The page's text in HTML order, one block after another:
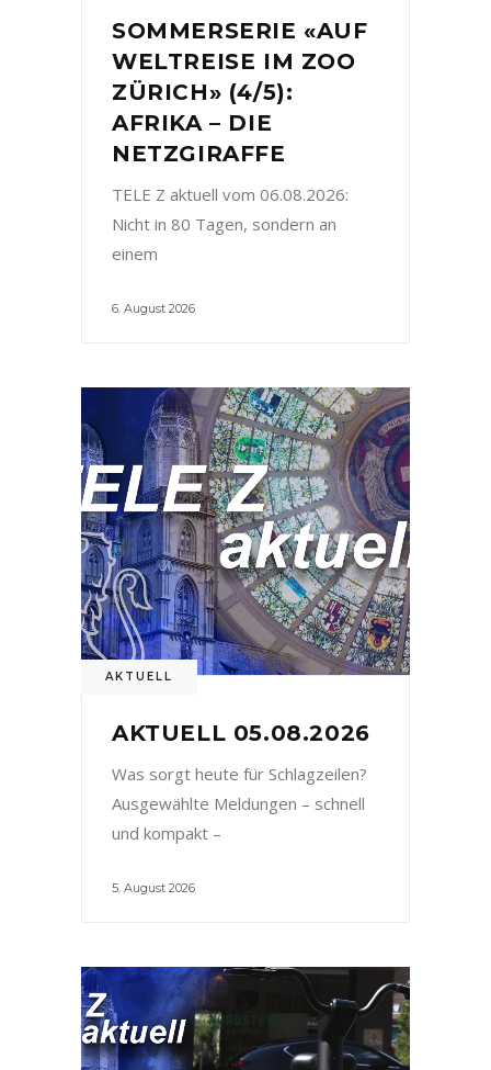
SOMMERSERIE «AUF
WELTREISE IM ZOO
ZÜRICH» (4/5):
AFRIKA – DIE
NETZGIRAFFE
TELE Z aktuell vom 06.08.2026:
Nicht in 80 Tagen, sondern an
einem
6. August 2026
AKTUELL
AKTUELL 05.08.2026
Was sorgt heute für Schlagzeilen?
Ausgewählte Meldungen – schnell
und kompakt –
5. August 2026